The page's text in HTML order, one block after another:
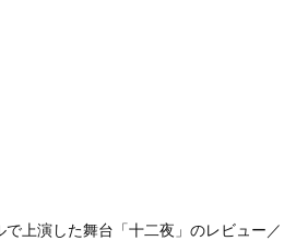
上演した舞台「十二夜」のレビュー／